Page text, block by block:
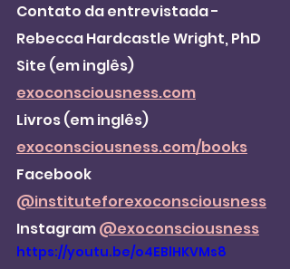
Contato da entrevistada -
Rebecca Hardcastle Wright, PhD
Site (em inglês)
exoconsciousness.com
Livros (em inglês)
exoconsciousness.com/books
Facebook
@instituteforexoconsciousness
Instagram @exoconsciousness
https://youtu.be/o4EBlHKVMs8